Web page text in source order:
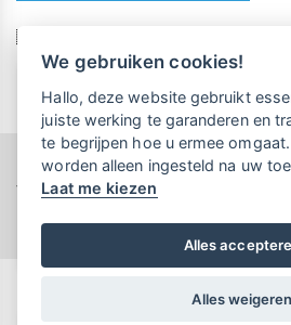
🇪🇺 🇧🇪
Copyright All Rights Reserved © 2015-
WebDesign
Privacy & Cookies
Locations
We gebruiken cookies!
Hallo, deze website gebruikt
juiste werking te garanderen en
te begrijpen hoe u ermee
worden alleen ingesteld na uw
Laat me kiezen
Alles
Alles weigeren
een persoonlijke demo.
Maandelijks gratis opleidingen